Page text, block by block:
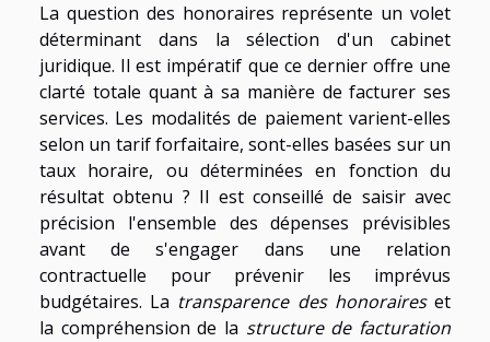
La question des honoraires représente un volet
déterminant dans la sélection d'un cabinet
juridique. Il est impératif que ce dernier offre une
clarté totale quant à sa manière de facturer ses
services. Les modalités de paiement varient-elles
selon un tarif forfaitaire, sont-elles basées sur un
taux horaire, ou déterminées en fonction du
résultat obtenu ? Il est conseillé de saisir avec
précision l'ensemble des dépenses prévisibles
avant de s'engager dans une relation
contractuelle pour prévenir les imprévus
budgétaires. La transparence des honoraireset
la compréhension de la structure de facturation